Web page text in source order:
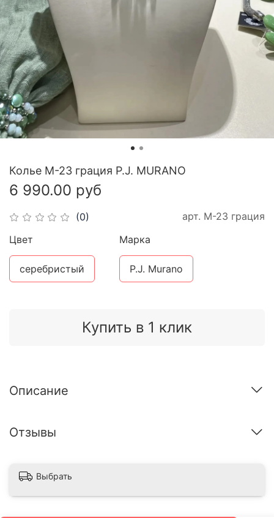
(0) арт. М-23 грация
Колье М-23 грация P.J. MURANO
6 990.00 руб
Купить в 1 клик
Цвет
серебристый
Марка
P.J. Murano
Описание
Отзывы
Выбрать